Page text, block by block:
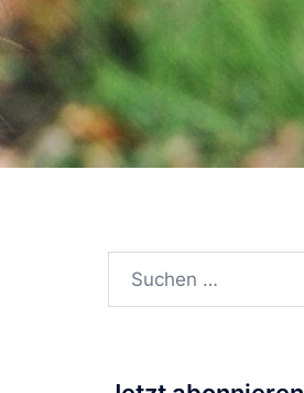
Suchen